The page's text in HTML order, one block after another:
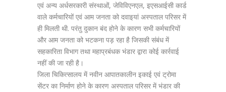
एवं अन्य अर्धसरकारी संस्थाओं, जेविविएनएल, इएसआईसी कार्ड
वाले कर्मचारियों एवं आम जनता को दवाइयां अस्पताल परिसर में
ही मिलती थी. परंतु दुकान बंद होने के कारण सभी कर्मचारियों
और आम जनता को भटकना पड़ रहा है जिसकी संबंध में
सहकारिता विभाग तथा महाप्रबंधक भंडार द्वारा कोई कार्रवाई
नहीं की जा रही है।
जिला चिकित्सालय में नवीन आपातकालीन इकाई एवं ट्रोमा
सेंटर का निर्माण होने के कारण अस्पताल परिसर में भंडार की